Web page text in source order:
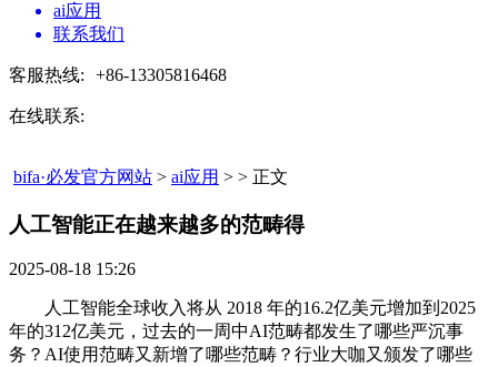
ai应用
联系我们
客服热线: +86-13305816468
在线联系:
bifa·必发官方网站 > ai应用 > > 正文
人工智能正在越来越多的范畴得​
2025-08-18 15:26
人工智能全球收入将从 2018 年的16.2亿美元增加到2025
年的312亿美元，过去的一周中AI范畴都发生了哪些严沉事
务？AI使用范畴又新增了哪些范畴？行业大咖又颁发了哪些